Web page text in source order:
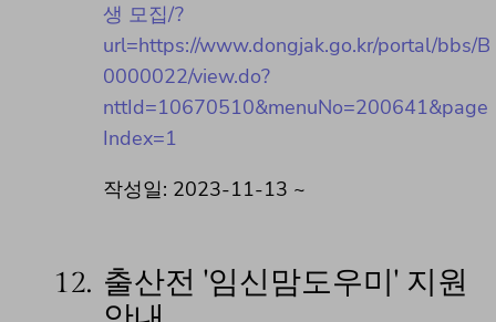
생 모집/?
url=https://www.dongjak.go.kr/portal/bbs/B
0000022/view.do?
nttId=10670510&menuNo=200641&page
Index=1
작성일: 2023-11-13 ~
12. 출산전 '임신맘도우미' 지원